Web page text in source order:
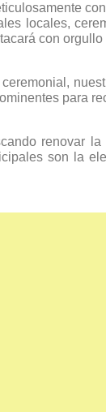
locales,
con
para
renovar
son la